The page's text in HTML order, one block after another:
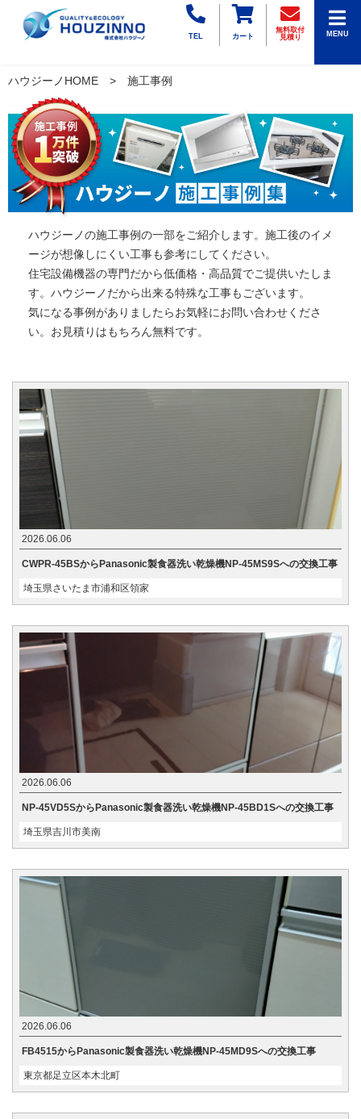
TEL カート
無料取付
見積り
MENU
ハウジーノHOME 施工事例
ハウジーノの施工事例の一部をご紹介します。施工後のイメ
ージが想像しにくい工事も参考にしてください。
住宅設備機器の専門だから低価格・高品質でご提供いたしま
す。ハウジーノだから出来る特殊な工事もございます。
気になる事例がありましたらお気軽にお問い合わせくださ
い。お見積りはもちろん無料です。
2026.06.06
CWPR-45BSからPanasonic製食器洗い乾燥機NP-45MS9Sへの交換工事
埼玉県さいたま市浦和区領家
2026.06.06
NP-45VD5SからPanasonic製食器洗い乾燥機NP-45BD1Sへの交換工事
埼玉県吉川市美南
2026.06.06
FB4515からPanasonic製食器洗い乾燥機NP-45MD9Sへの交換工事
東京都足立区本木北町